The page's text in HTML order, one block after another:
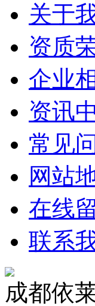
关于
资质
企业
资讯
常见
网站
在线
联系
成都依